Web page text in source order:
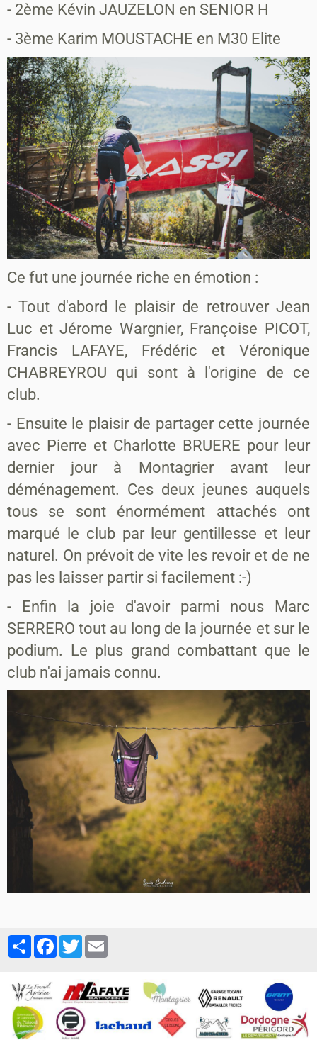
- 2ème Kévin JAUZELON en SENIOR H
- 3ème Karim MOUSTACHE en M30 Elite
Ce fut une journée riche en émotion :
- Tout d'abord le plaisir de retrouver Jean
Luc et Jérome Wargnier, Françoise PICOT,
Francis LAFAYE, Frédéric et Véronique
CHABREYROU qui sont à l'origine de ce
club.
- Ensuite le plaisir de partager cette journée
avec Pierre et Charlotte BRUERE pour leur
dernier jour à Montagrier avant leur
déménagement. Ces deux jeunes auquels
tous se sont énormément attachés ont
marqué le club par leur gentillesse et leur
naturel. On prévoit de vite les revoir et de ne
pas les laisser partir si facilement :-)
- Enfin la joie d'avoir parmi nous Marc
SERRERO tout au long de la journée et sur le
podium. Le plus grand combattant que le
club n'ai jamais connu.
PartagerFacebook
Twitter